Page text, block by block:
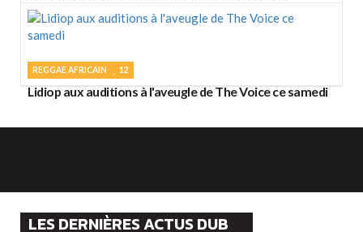
REGGAE AFRICAIN 12
Lidiop aux auditions à l'aveugle de The Voice ce samedi
LES DERNIÈRES ACTUS DUB